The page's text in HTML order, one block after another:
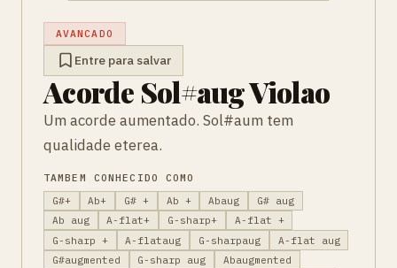
AVANCADO
Entre para salvar
Acorde Sol#aug Violao
Um acorde aumentado. Sol#aum tem
qualidade eterea.
TAMBEM CONHECIDO COMO
G#+
Ab+ G# + Ab + Abaug
G# aug
Ab aug
A-flat+ G-sharp+
A-flat +
G-sharp +
A-flataug G-sharpaug
A-flat aug
G#augmented
G-sharp aug
Abaugmented